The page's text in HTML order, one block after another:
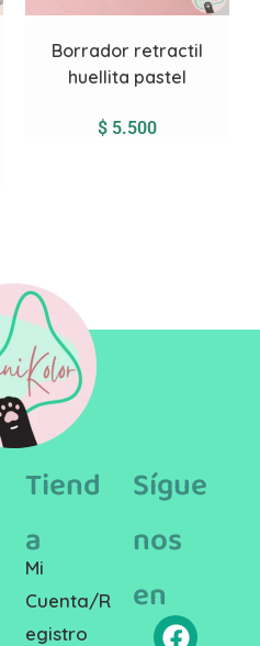
Borrador retractil
huellita pastel
$ 5.500
Tiend
a
Mi
Cuenta/R
egistro
Sígue
nos
en